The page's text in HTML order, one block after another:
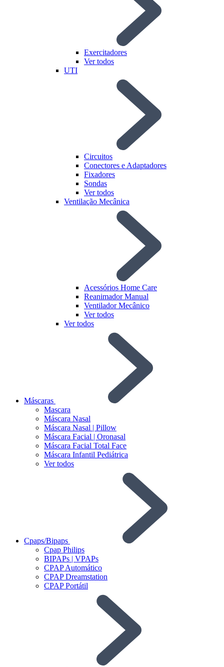
Exercitadores
Ver todos
UTI
Circuitos
Conectores e Adaptadores
Fixadores
Sondas
Ver todos
Ventilação Mecânica
Acessórios Home Care
Reanimador Manual
Ventilador Mecânico
Ver todos
Ver todos
Máscaras
Mascara
Máscara Nasal
Máscara Nasal | Pillow
Máscara Facial | Oronasal
Máscara Facial Total Face
Máscara Infantil Pediátrica
Ver todos
Cpaps/Bipaps
Cpap Philips
BIPAPs | VPAPs
CPAP Automático
CPAP Dreamstation
CPAP Portátil